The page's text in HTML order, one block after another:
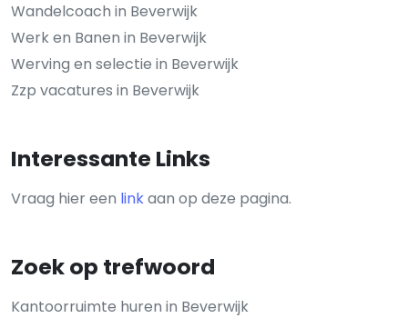
Wandelcoach in Beverwijk
Werk en Banen in Beverwijk
Werving en selectie in Beverwijk
Zzp vacatures in Beverwijk
Interessante Links
Vraag hier een linkaan op deze pagina.
Zoek op trefwoord
Kantoorruimte huren in Beverwijk